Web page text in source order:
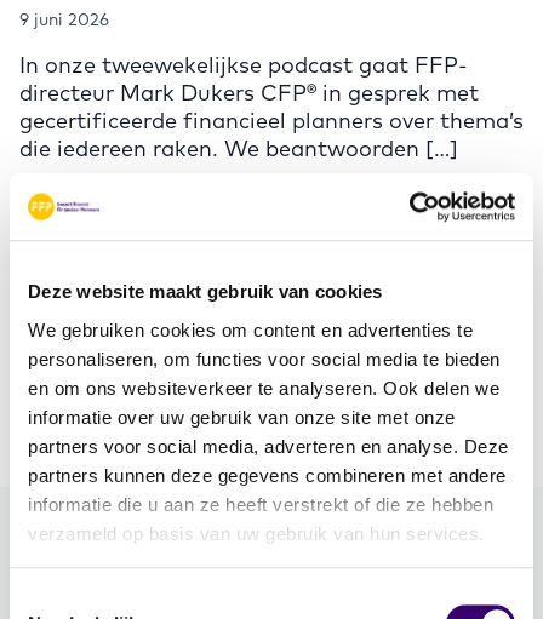
Deze website maakt gebruik van cookies
We gebruiken cookies om content en advertenties te
personaliseren, om functies voor social media te bieden
en om ons websiteverkeer te analyseren. Ook delen we
informatie over uw gebruik van onze site met onze
partners voor social media, adverteren en analyse. Deze
partners kunnen deze gegevens combineren met andere
informatie die u aan ze heeft verstrekt of die ze hebben
verzameld op basis van uw gebruik van hun services.
9 juni 2026
In onze tweewekelijkse podcast gaat FFP-
directeur Mark Dukers CFP® in gesprek met
gecertificeerde financieel planners over thema’s
die iedereen raken. We beantwoorden […]
Koopkracht of keuzekracht? Wat
kun en wil jij kopen van je inkomen?
De Tweede Kamerverkiezingen zijn voorbij. Het
is tijd om vooruit te blikken. Er wordt veel
gesproken over de koopkracht van […]